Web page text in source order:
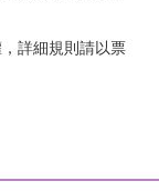
詳細規則請以票